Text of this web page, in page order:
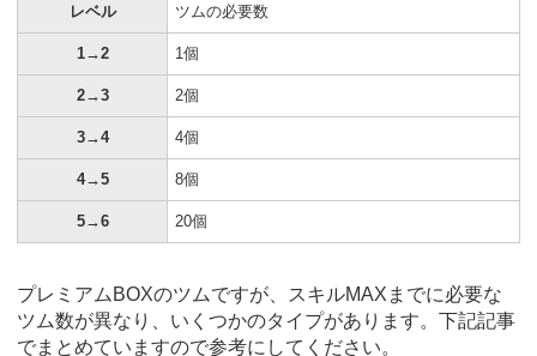
レベル ツムの必要数
1→2 1個
2→3 2個
3→4 4個
4→5 8個
5→6 20個
プレミアムBOXのツムですが、スキルMAXまでに必要な
ツム数が異なり、いくつかのタイプがあります。下記記事
でまとめていますので参考にしてください。